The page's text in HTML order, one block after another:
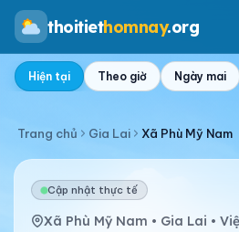
thoitiethomnay.org
Hiện tại Theo giờ Ngày mai
Trang chủ Gia Lai Xã Phù Mỹ Nam
Cập nhật thực tế
Xã Phù Mỹ Nam • Gia Lai •